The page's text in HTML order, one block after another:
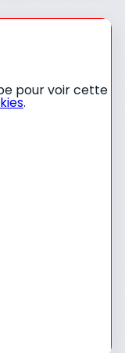
pour voir cette
.